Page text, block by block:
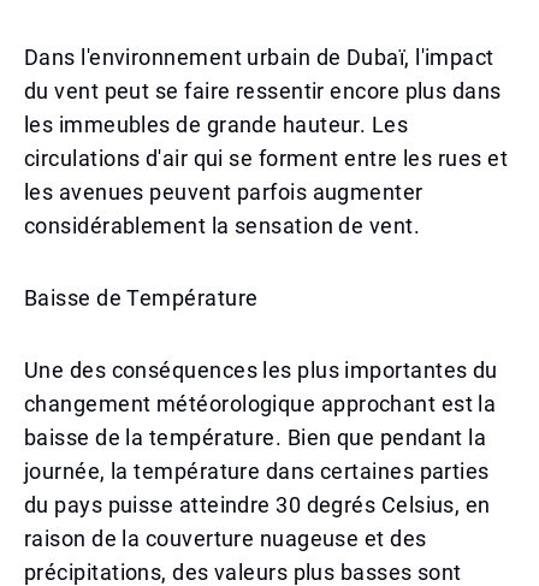
Dans l'environnement urbain de Dubaï, l'impact
du vent peut se faire ressentir encore plus dans
les immeubles de grande hauteur. Les
circulations d'air qui se forment entre les rues et
les avenues peuvent parfois augmenter
considérablement la sensation de vent.
Baisse de Température
Une des conséquences les plus importantes du
changement météorologique approchant est la
baisse de la température. Bien que pendant la
journée, la température dans certaines parties
du pays puisse atteindre 30 degrés Celsius, en
raison de la couverture nuageuse et des
précipitations, des valeurs plus basses sont